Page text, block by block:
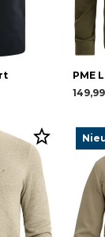
PME
149,99